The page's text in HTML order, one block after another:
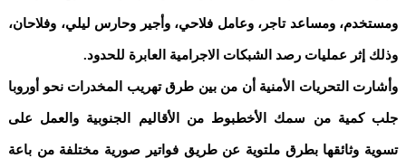
ومستخدم، ومساعد تاجر، وعامل فلاحي، وأجير وحارس ليلي، وفلاحان،
وذلك إثر عمليات رصد الشبكات الاجرامية العابرة للحدود.
وأشارت التحريات الأمنية أن من بين طرق تهريب المخدرات نحو أوروبا
جلب كمية من سمك الأخطبوط من الأقاليم الجنوبية والعمل على
تسوية وثائقها بطرق ملتوية عن طريق فواتير صورية مختلفة من باعة